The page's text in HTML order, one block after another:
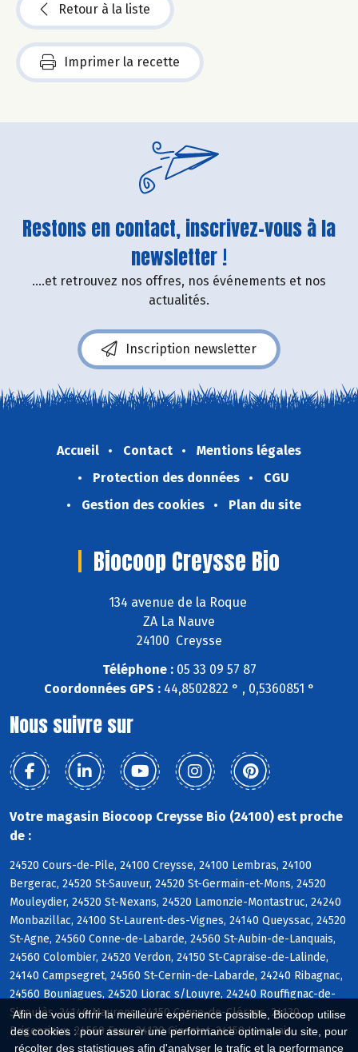
Afin de vous offrir la meilleure expérience possible, Biocoop utilise
des cookies : pour assurer une performance optimale du site, pour
récolter des statistiques afin d'analyser le trafic et la performance
Retour à la liste
Imprimer la recette
Restons en contact, inscrivez-vous à la
newsletter !
....et retrouvez nos offres, nos événements et nos
actualités.
Inscription newsletter
Accueil Contact
Mentions légales
Protection des données
CGU
Gestion des cookies
Plan du site
Biocoop Creysse Bio
134 avenue de la Roque
ZA La Nauve
24100 Creysse
Téléphone :05 33 09 57 87
Coordonnées GPS :44,8502822 ° , 0,5360851 °
Nous suivre sur
Votre magasin Biocoop Creysse Bio (24100) est proche
de :
24520 Cours-de-Pile, 24100 Creysse, 24100 Lembras, 24100
Bergerac, 24520 St-Sauveur, 24520 St-Germain-et-Mons, 24520
Mouleydier, 24520 St-Nexans, 24520 Lamonzie-Montastruc, 24240
Monbazillac, 24100 St-Laurent-des-Vignes, 24140 Queyssac, 24520
St-Agne, 24560 Conne-de-Labarde, 24560 St-Aubin-de-Lanquais,
24560 Colombier, 24520 Verdon, 24150 St-Capraise-de-Lalinde,
24140 Campsegret, 24560 St-Cernin-de-Labarde, 24240 Ribagnac,
24560 Bouniagues, 24520 Liorac s/Louyre, 24240 Rouffignac-de-
Sigoulès, 24140 Maurens, 24150 Cause-de-Clérans, 24130
Prigonrieux, 24560 Faux, 24130 Ginestet, 24150 Lanquais